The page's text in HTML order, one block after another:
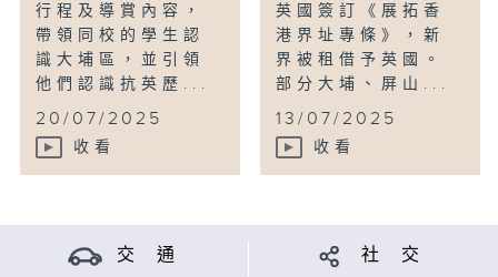
行程及導賞內容，
帶領同校的學生認
識大埔區，並引領
他們認識抗英歷...
20/07/2025
收看
英國簽訂《展拓香
港界址專條》，新
界被租借予英國。
部分大埔、屏山...
13/07/2025
收看
交 通 社 交